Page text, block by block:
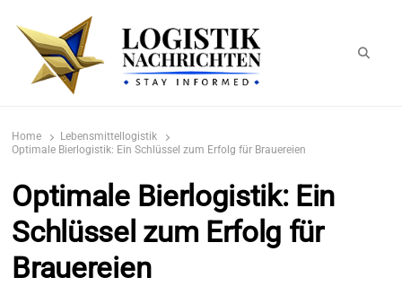
Home
Lebensmittellogistik
Optimale Bierlogistik: Ein Schlüssel zum Erfolg für Brauereien
Optimale Bierlogistik: Ein
Schlüssel zum Erfolg für
Brauereien